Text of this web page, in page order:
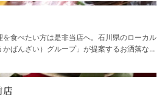
食べたい方は是非当店へ。石川県のローカル
ばんざい）グループ」が提案するお洒落なお
店